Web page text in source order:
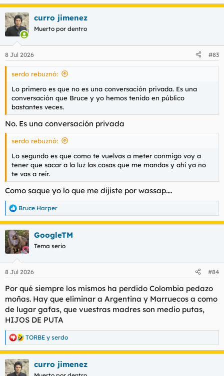
curro jimenez
Muerto por dentro
8 Jul 2026 #83
serdo rebuznó:
Lo primero es que no es una conversación privada. Es una
conversación que Bruce y yo hemos tenido en público
bastantes veces.
No. Es una conversación privada
serdo rebuznó:
Lo segundo es que como te vuelvas a meter conmigo voy a
tener que sacar a la luz las cosas que me mandas y ahí ya no
te vas a reír.
Como saque yo lo que me dijiste por wassap....
R
e
a
c
c
i
e
:
Bruce Harper
GoogleTM
Tema serio
8 Jul 2026 #84
Por qué siempre los mismos ha perdido Colombia pedazo
moñas. Hay que eliminar a Argentina y Marruecos a como
de lugar gafas, que vuestras madres son medio putas,
HIJOS DE PUTA
R
e
a
c
c
TORBE y serdo
curro jimenez